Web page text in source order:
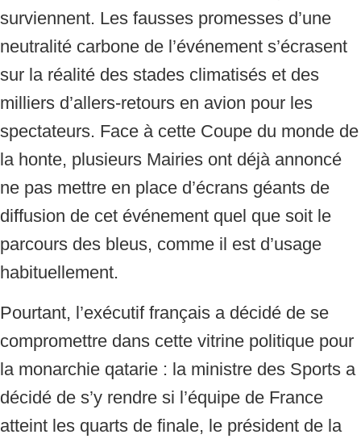
surviennent. Les fausses promesses d’une
neutralité carbone de l’événement s’écrasent
sur la réalité des stades climatisés et des
milliers d’allers-retours en avion pour les
spectateurs. Face à cette Coupe du monde de
la honte, plusieurs Mairies ont déjà annoncé
ne pas mettre en place d’écrans géants de
diffusion de cet événement quel que soit le
parcours des bleus, comme il est d’usage
habituellement.
Pourtant, l’exécutif français a décidé de se
compromettre dans cette vitrine politique pour
la monarchie qatarie : la ministre des Sports a
décidé de s’y rendre si l’équipe de France
atteint les quarts de finale, le président de la